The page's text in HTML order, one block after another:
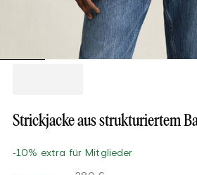
Strickjacke aus strukturiertem
-10% extra für Mitglieder